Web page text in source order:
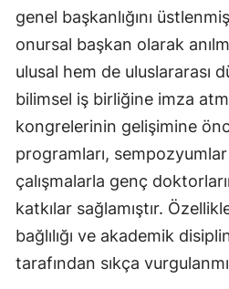
genel başkanlığını
onursal başkan olarak
ulusal hem de uluslararası
bilimsel iş birliğine imza
kongrelerinin gelişimine
programları,
çalışmalarla genç
katkılar sağlamıştır.
bağlılığı ve akademik
tarafından sıkça